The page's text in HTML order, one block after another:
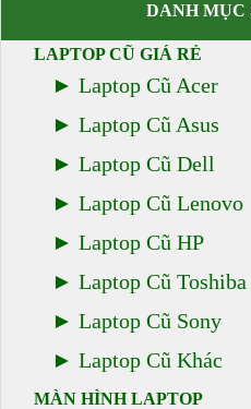
DANH MỤC
LAPTOP CŨ GIÁ RẺ
Laptop Cũ Acer
Laptop Cũ Asus
Laptop Cũ Dell
Laptop Cũ Lenovo
Laptop Cũ HP
Laptop Cũ Toshiba
Laptop Cũ Sony
Laptop Cũ Khác
MÀN HÌNH LAPTOP